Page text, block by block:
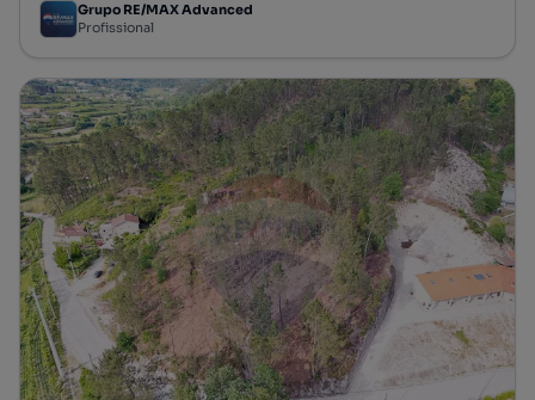
Grupo RE/MAX Advanced
Profissional